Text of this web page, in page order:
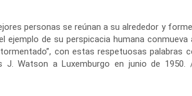
personas se reúnan a su alrededor y
ejemplo de su perspicacia humana
con estas respetuosas palabras
Watson a Luxemburgo en junio de 1950.